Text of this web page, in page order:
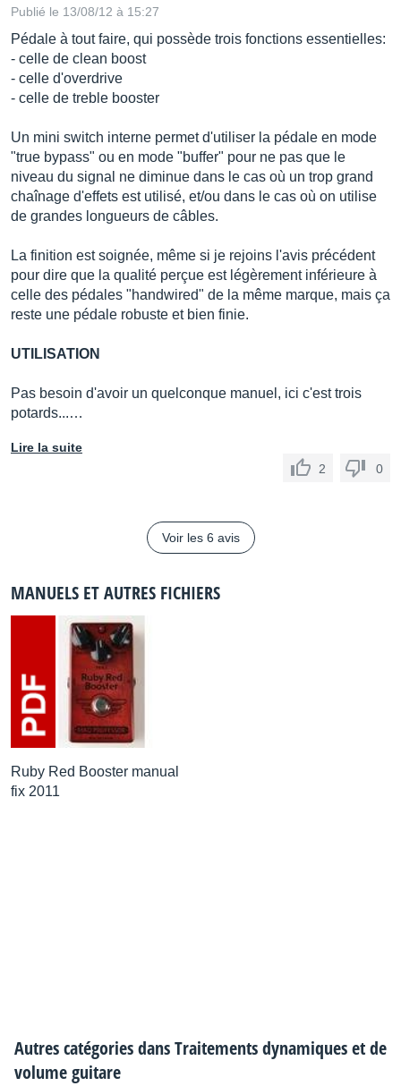
Publié le 13/08/12 à 15:27
Pédale à tout faire, qui possède trois fonctions essentielles:
- celle de clean boost
- celle d'overdrive
- celle de treble booster
Un mini switch interne permet d'utiliser la pédale en mode
"true bypass" ou en mode "buffer" pour ne pas que le
niveau du signal ne diminue dans le cas où un trop grand
chaînage d'effets est utilisé, et/ou dans le cas où on utilise
de grandes longueurs de câbles.
La finition est soignée, même si je rejoins l'avis précédent
pour dire que la qualité perçue est légèrement inférieure à
celle des pédales "handwired" de la même marque, mais ça
reste une pédale robuste et bien finie.
UTILISATION
Pas besoin d'avoir un quelconque manuel, ici c'est trois
potards...…
Lire la suite
2
0
Voir les 6 avis
MANUELS ET AUTRES FICHIERS
Ruby Red Booster manual
fix 2011
Autres catégories dansTraitements dynamiques et de
volume guitare